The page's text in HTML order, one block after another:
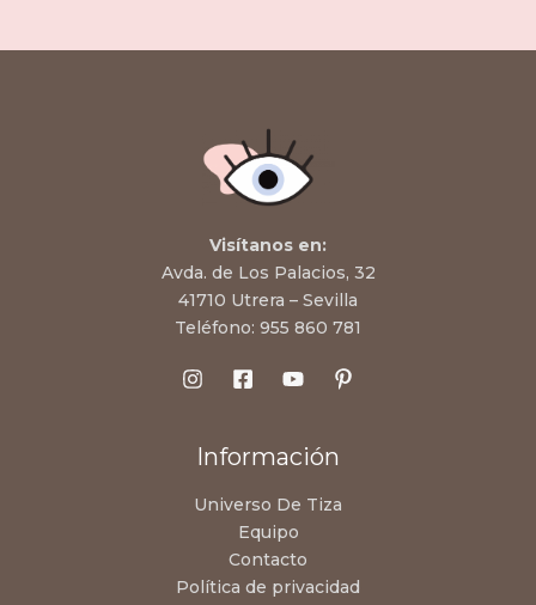
Visítanos en:
Avda. de Los Palacios, 32
41710 Utrera – Sevilla
Teléfono: 955 860 781
Información
Universo De Tiza
Equipo
Contacto
Política de privacidad